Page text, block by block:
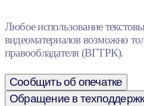
Любое использование
видеоматериалов возможно
правообладателя (ВГТРК).
Сообщить об опечатке
Обращение в